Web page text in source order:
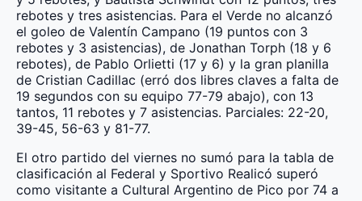
rebotes y tres asistencias. Para el Verde no alcanzó
el goleo de Valentín Campano (19 puntos con 3
rebotes y 3 asistencias), de Jonathan Torph (18 y 6
rebotes), de Pablo Orlietti (17 y 6) y la gran planilla
de Cristian Cadillac (erró dos libres claves a falta de
19 segundos con su equipo 77-79 abajo), con 13
tantos, 11 rebotes y 7 asistencias. Parciales: 22-20,
39-45, 56-63 y 81-77.
El otro partido del viernes no sumó para la tabla de
clasificación al Federal y Sportivo Realicó superó
como visitante a Cultural Argentino de Pico por 74 a